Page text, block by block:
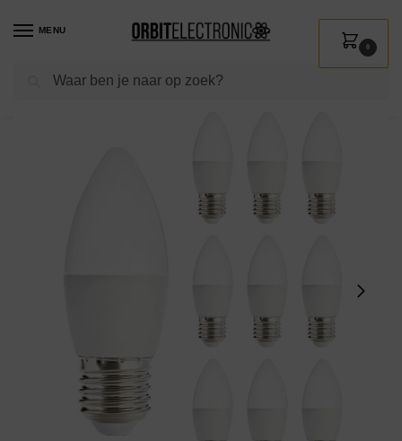
MENU
Zoeken
0
Shop / Verlichting / Lichtbronnen